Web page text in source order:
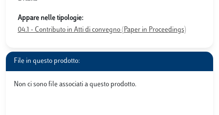
Appare nelle tipologie:
04.1 - Contributo in Atti di convegno (Paper in Proceedings)
File in questo prodotto:
Non ci sono file associati a questo prodotto.